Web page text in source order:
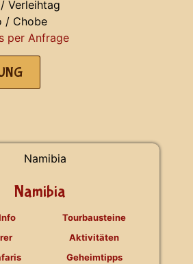
Verleihtag
/ Chobe
per Anfrage
Namibia
Tourbausteine
Aktivitäten
Geheimtipps